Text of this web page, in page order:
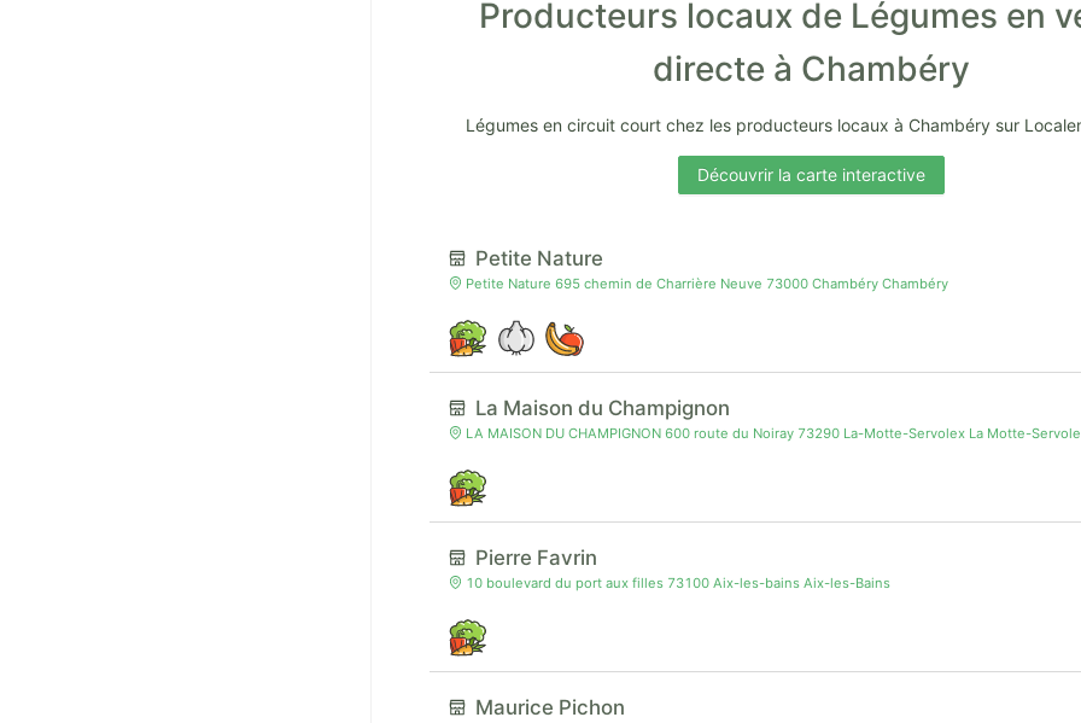
Producteurs locaux de Légumes en
directe à Chambéry
Légumes en circuit court chez les producteurs locaux à Chambéry sur
Découvrir la carte interactive
Petite Nature
Petite Nature 695 chemin de Charrière Neuve 73000 Chambéry Chambéry
La Maison du Champignon
LA MAISON DU CHAMPIGNON 600 route du Noiray 73290 La-Motte-Servolex La Motte-
Pierre Favrin
10 boulevard du port aux filles 73100 Aix-les-bains Aix-les-Bains
Maurice Pichon